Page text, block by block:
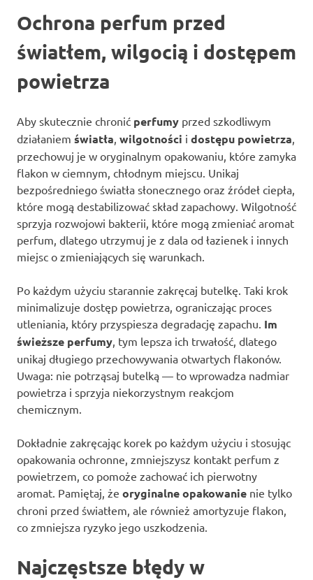
Ochrona perfum przed
światłem, wilgocią i dostępem
powietrza
Aby skutecznie chronić perfumy przed szkodliwym
działaniem światła, wilgotności i dostępu powietrza,
przechowuj je w oryginalnym opakowaniu, które zamyka
flakon w ciemnym, chłodnym miejscu. Unikaj
bezpośredniego światła słonecznego oraz źródeł ciepła,
które mogą destabilizować skład zapachowy. Wilgotność
sprzyja rozwojowi bakterii, które mogą zmieniać aromat
perfum, dlatego utrzymuj je z dala od łazienek i innych
miejsc o zmieniających się warunkach.
Po każdym użyciu starannie zakręcaj butelkę. Taki krok
minimalizuje dostęp powietrza, ograniczając proces
utleniania, który przyspiesza degradację zapachu. Im
świeższe perfumy, tym lepsza ich trwałość, dlatego
unikaj długiego przechowywania otwartych flakonów.
Uwaga: nie potrząsaj butelką — to wprowadza nadmiar
powietrza i sprzyja niekorzystnym reakcjom
chemicznym.
Dokładnie zakręcając korek po każdym użyciu i stosując
opakowania ochronne, zmniejszysz kontakt perfum z
powietrzem, co pomoże zachować ich pierwotny
aromat. Pamiętaj, że oryginalne opakowanie nie tylko
chroni przed światłem, ale również amortyzuje flakon,
co zmniejsza ryzyko jego uszkodzenia.
Najczęstsze błędy w